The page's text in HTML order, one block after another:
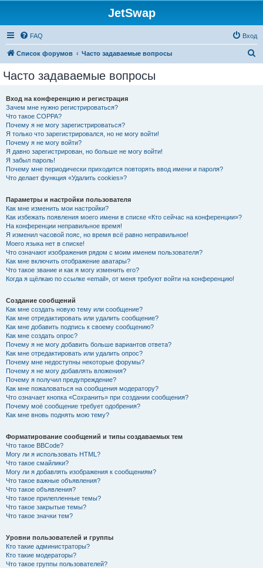
JetSwap
FAQ Вход
Список форумов Часто задаваемые вопросы
Часто задаваемые вопросы
Вход на конференцию и регистрация
Зачем мне нужно регистрироваться?
Что такое COPPA?
Почему я не могу зарегистрироваться?
Я только что зарегистрировался, но не могу войти!
Почему я не могу войти?
Я давно зарегистрирован, но больше не могу войти!
Я забыл пароль!
Почему мне периодически приходится повторять ввод имени и пароля?
Что делает функция «Удалить cookies»?
Параметры и настройки пользователя
Как мне изменить мои настройки?
Как избежать появления моего имени в списке «Кто сейчас на конференции»?
На конференции неправильное время!
Я изменил часовой пояс, но время всё равно неправильное!
Моего языка нет в списке!
Что означают изображения рядом с моим именем пользователя?
Как мне включить отображение аватары?
Что такое звание и как я могу изменить его?
Когда я щёлкаю по ссылке «email», от меня требуют войти на конференцию!
Создание сообщений
Как мне создать новую тему или сообщение?
Как мне отредактировать или удалить сообщение?
Как мне добавить подпись к своему сообщению?
Как мне создать опрос?
Почему я не могу добавить больше вариантов ответа?
Как мне отредактировать или удалить опрос?
Почему мне недоступны некоторые форумы?
Почему я не могу добавлять вложения?
Почему я получил предупреждение?
Как мне пожаловаться на сообщения модератору?
Что означает кнопка «Сохранить» при создании сообщения?
Почему моё сообщение требует одобрения?
Как мне вновь поднять мою тему?
Форматирование сообщений и типы создаваемых тем
Что такое BBCode?
Могу ли я использовать HTML?
Что такое смайлики?
Могу ли я добавлять изображения к сообщениям?
Что такое важные объявления?
Что такое объявления?
Что такое прилепленные темы?
Что такое закрытые темы?
Что такое значки тем?
Уровни пользователей и группы
Кто такие администраторы?
Кто такие модераторы?
Что такое группы пользователей?